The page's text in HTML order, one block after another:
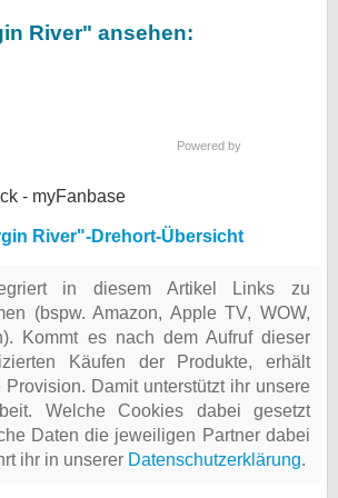
River" ansehen:
Powered by
- myFanbase
River"-Drehort-Übersicht
in diesem Artikel Links zu
(bspw. Amazon, Apple TV, WOW,
Kommt es nach dem Aufruf dieser
Käufen der Produkte, erhält
Damit unterstützt ihr unsere
Welche Cookies dabei gesetzt
Daten die jeweiligen Partner dabei
ihr in unserer Datenschutzerklärung.